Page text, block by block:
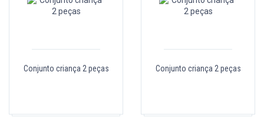
Conjunto criança 2 peças Conjunto criança 2 peças